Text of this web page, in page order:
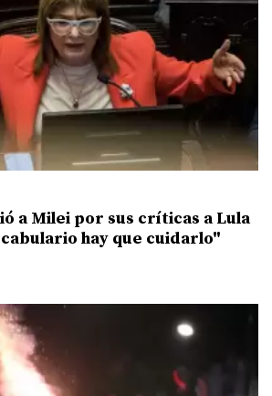
a Milei por sus críticas a Lula
hay que cuidarlo"